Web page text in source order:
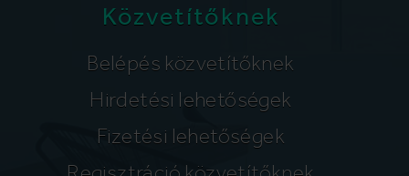
Közvetítőknek
Belépés közvetítőknek
Hirdetési lehetőségek
Fizetési lehetőségek